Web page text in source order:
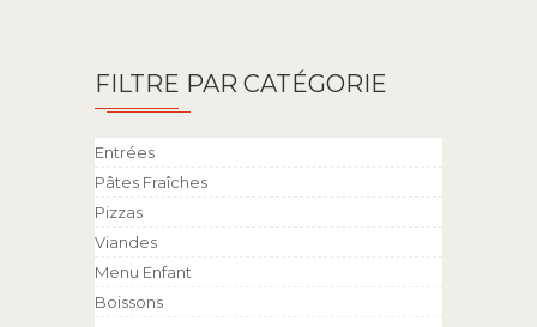
FILTRE PAR CATÉGORIE
Entrées
Pâtes Fraîches
Pizzas
Viandes
Menu Enfant
Boissons